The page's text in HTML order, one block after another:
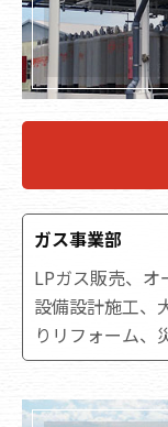
ガス事業部
LPガス販売、
設備設計施工、
りリフォーム、